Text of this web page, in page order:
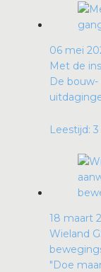
06 mei
Met de
De
Leestijd:
18 maart
Wieland
"Doe